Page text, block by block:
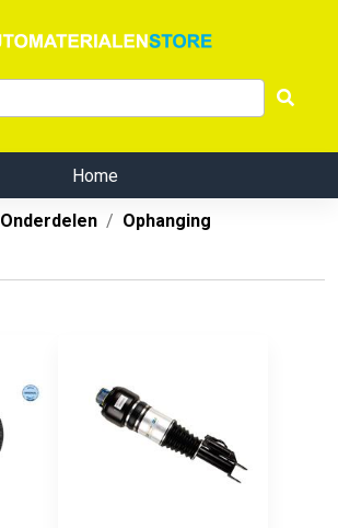
Home
Onderdelen
Ophanging